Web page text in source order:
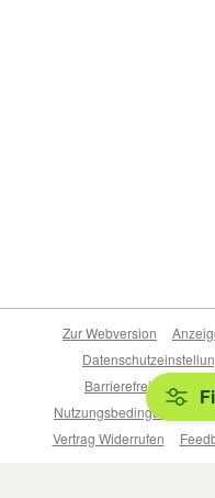
Zur Webversion
Nutzungsbedingungen
Vertrag Widerrufen